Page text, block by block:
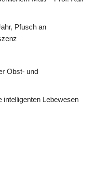
Pfusch an
Obst- und
intelligenten Lebewesen